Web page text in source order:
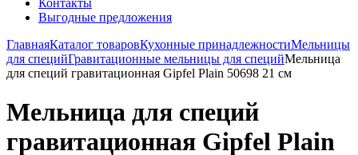
Контакты
Выгодные предложения
ГлавнаяКаталог товаровКухонные принадлежностиМельницы
для специйГравитационные мельницы для специйМельница
для специй гравитационная Gipfel Plain 50698 21 см
Мельница для специй
гравитационная Gipfel Plain